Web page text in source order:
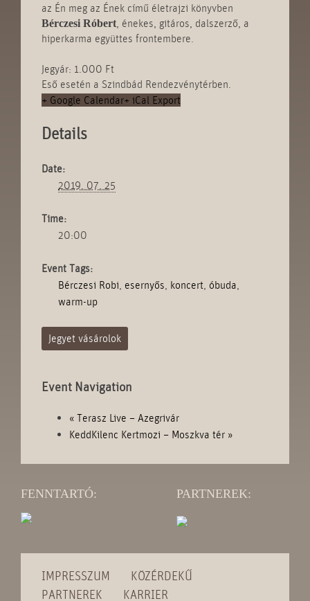
az Én meg az Ének című életrajzi könyvben
Bérczesi Róbert , énekes, gitáros, dalszerző, a
hiperkarma együttes frontembere.
Jegyár: 1.000 Ft
Eső esetén a Szindbád Rendezvénytérben.
+ Google Calendar+ iCal Export
Details
Date:
2019. 07. 25
Time:
20:00
Event Tags:
Bérczesi Robi, esernyős, koncert, óbuda,
warm-up
Jegyet vásárolok
Event Navigation
« Terasz Live – Azegrivár
KeddKilenc Kertmozi – Moszkva tér »
FENNTARTÓ: PARTNEREK:
IMPRESSZUM
KÖZÉRDEKŰ
PARTNEREK
KARRIER